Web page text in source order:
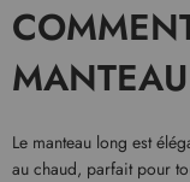
Le manteau long est
au chaud, parfait pour